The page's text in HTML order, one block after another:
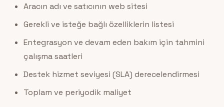
Aracın adı ve satıcının web sitesi
Gerekli ve isteğe bağlı özelliklerin listesi
Entegrasyon ve devam eden bakım için tahmini
çalışma saatleri
Destek hizmet seviyesi (SLA) derecelendirmesi
Toplam ve periyodik maliyet